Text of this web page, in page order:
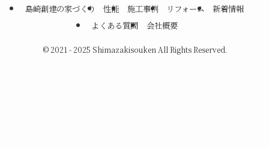
島崎創建の家づくり 性能 施工事例 リフォーム
新着情報
よくある質問
会社概要
©2021 - 2025 Shimazakisouken All Rights Reserved.